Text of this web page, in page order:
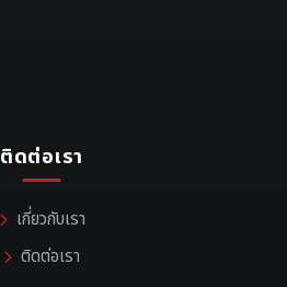
ติดต่อเรา
เกี่ยวกับเรา
ติดต่อเรา